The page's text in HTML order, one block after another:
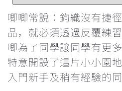
鉤針要怎麼選？不
每次繞線過圈時都
鉤織玩偶一定要學
唧唧常說：鉤織沒有捷
品，就必須透過反覆練
唧為了同學讓同學有更
特意開設了這片小小園
入門新手及稍有經驗的同